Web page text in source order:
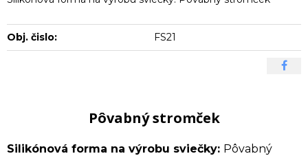
Obj. čislo: FS21
Pôvabný stromček
Silikónová forma na výrobu sviečky: Pôvabný